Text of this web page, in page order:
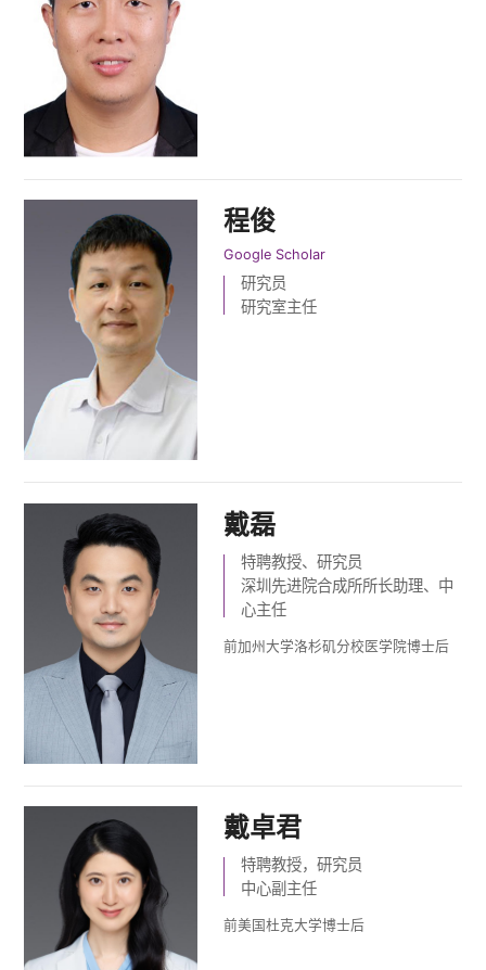
程俊
Google Scholar
研究员
研究室主任
戴磊
特聘教授、研究员
深圳先进院合成所所长助理、中
心主任
前加州大学洛杉矶分校医学院博士后
戴卓君
特聘教授，研究员
中心副主任
前美国杜克大学博士后